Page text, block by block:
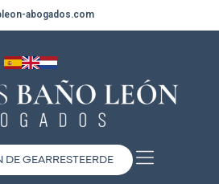
abogados.com
GEARRESTEERDE